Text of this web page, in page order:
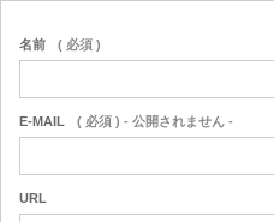
名前 ( 必須 )
E-MAIL ( 必須 ) - 公開されません -
URL